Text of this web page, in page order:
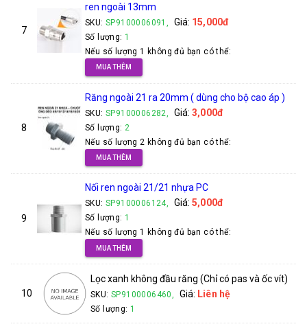
7
ren ngoài 13mm
SKU: SP9100006091, Giá: 15,000đ
Số lượng: 1
Nếu số lượng 1 không đủ bạn có thể:
MUA THÊM
8
Răng ngoài 21 ra 20mm ( dùng cho bộ cao áp )
SKU: SP9100006282, Giá:3,000đ
Số lượng: 2
Nếu số lượng 2 không đủ bạn có thể:
MUA THÊM
9
Nối ren ngoài 21/21 nhựa PC
SKU: SP9100006124, Giá:5,000đ
Số lượng: 1
Nếu số lượng 1 không đủ bạn có thể:
MUA THÊM
10
Lọc xanh không đầu răng (Chỉ có pas và ốc vít)
SKU: SP9100006460, Giá: Liên hệ
Số lượng: 1